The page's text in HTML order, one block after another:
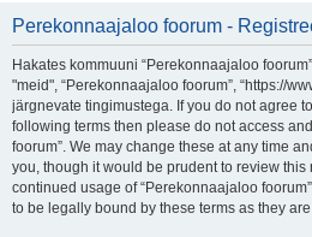
Perekonnaajaloo foorum -
Hakates kommuuni “Perekonnaajaloo
"meid", “Perekonnaajaloo foorum”, “https://
järgnevate tingimustega. If you do not agree
following terms then please do not access
foorum”. We may change these at any time
you, though it would be prudent to review
continued usage of “Perekonnaajaloo
to be legally bound by these terms as they